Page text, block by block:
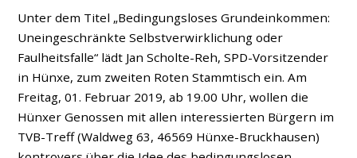
Unter dem Titel „Bedingungsloses Grundeinkommen:
Uneingeschränkte Selbstverwirklichung oder
Faulheitsfalle“ lädt Jan Scholte-Reh, SPD-Vorsitzender
in Hünxe, zum zweiten Roten Stammtisch ein. Am
Freitag, 01. Februar 2019, ab 19.00 Uhr, wollen die
Hünxer Genossen mit allen interessierten Bürgern im
TVB-Treff (Waldweg 63, 46569 Hünxe-Bruckhausen)